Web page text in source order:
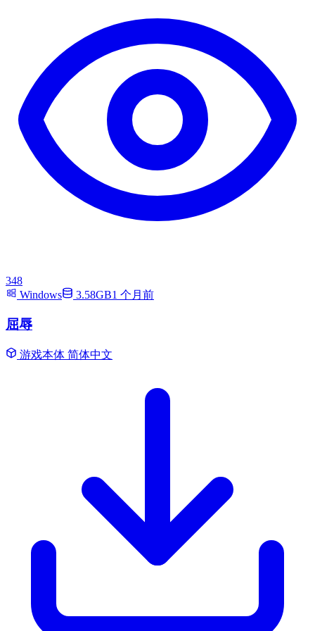
348
Windows
3.58GB1 个月前
屈辱
游戏本体 简体中文